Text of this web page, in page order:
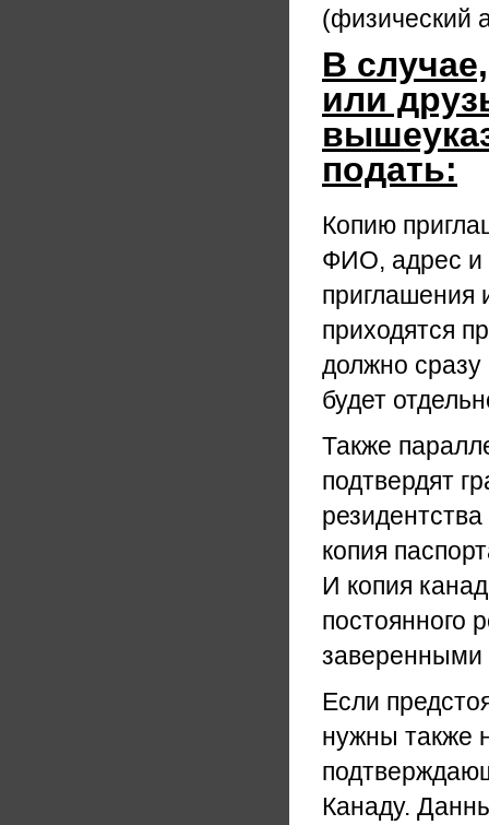
(физический
В
или
подать:
Копию
ФИО, адрес и
приглашения
приходятся
должно
будет
Также
подтвердят
копия
И копия
постоянного
заверенными
Если
нужны также
Канаду.